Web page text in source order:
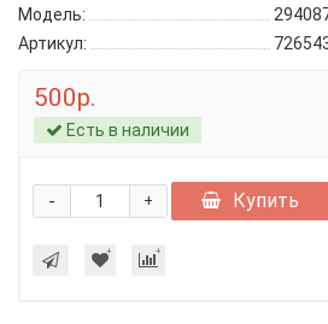
Модель:
Артикул:
500р.
Есть в наличии
+
- Купить